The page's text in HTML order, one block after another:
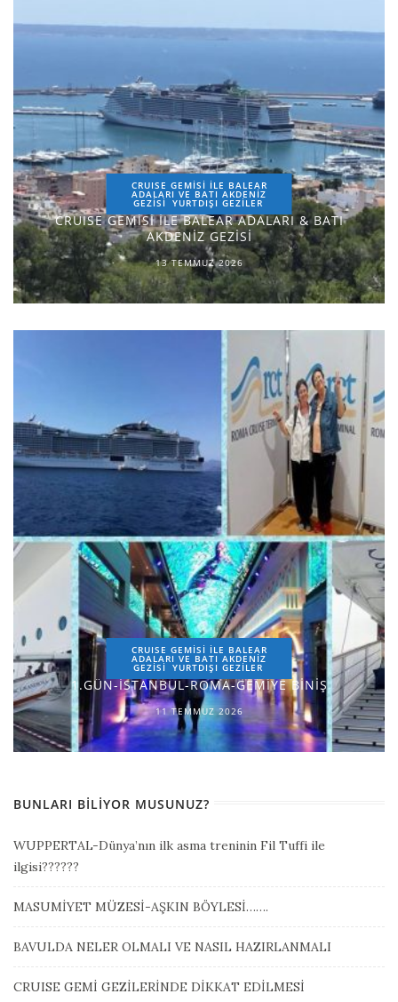
CRUISE GEMİSİ İLE BALEAR
ADALARI VE BATI AKDENİZ
GEZİSİ YURTDIŞI GEZILER
CRUISE GEMİSİ İLE BALEAR ADALARI & BATI
AKDENİZ GEZİSİ
13 TEMMUZ 2026
CRUISE GEMİSİ İLE BALEAR
ADALARI VE BATI AKDENİZ
GEZİSİ YURTDIŞI GEZILER
1.GÜN-İSTANBUL-ROMA-GEMİYE BİNİŞ
11 TEMMUZ 2026
BUNLARI BILIYOR MUSUNUZ?
WUPPERTAL-Dünya’nın ilk asma treninin Fil Tuffi ile
ilgisi??????
MASUMİYET MÜZESİ-AŞKIN BÖYLESİ…….
BAVULDA NELER OLMALI VE NASIL HAZIRLANMALI
CRUISE GEMİ GEZİLERİNDE DİKKAT EDİLMESİ